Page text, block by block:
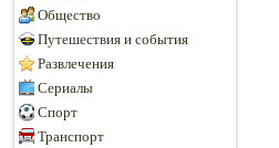
Общество
Путешествия и события
Развлечения
Сериалы
Спорт
Транспорт